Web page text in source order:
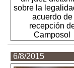
6/8/2015